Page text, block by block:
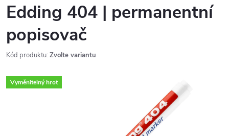
Edding 404 | permanentní
popisovač
Kód produktu: Zvolte variantu
Vyměnitelný hrot